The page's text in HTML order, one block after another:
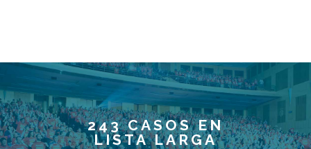
243 CASOS EN
LISTA LARGA